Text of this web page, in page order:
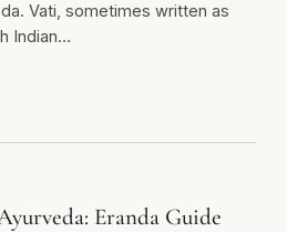
Vati, sometimes written as
Indian…
Eranda Guide